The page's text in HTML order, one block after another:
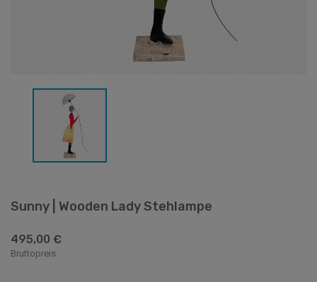
Sunny | Wooden Lady Stehlampe
495,00 €
Bruttopreis